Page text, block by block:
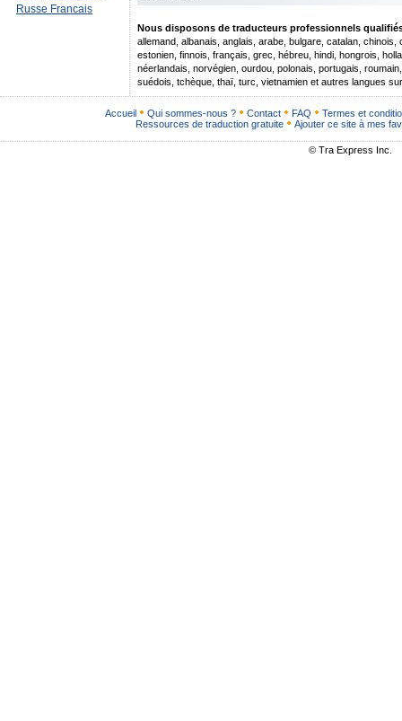
Russe Francais
Nous disposons de traducteurs professionnels
allemand, albanais, anglais, arabe, bulgare, catalan,
estonien, finnois, français, grec, hébreu, hindi, hongrois,
néerlandais, norvégien, ourdou, polonais, portugais,
suédois, tchèque, thaï, turc, vietnamien et autres langues
Accueil Qui sommes-nous ? Contact FAQ
Termes et
Ressources de traduction gratuite
Ajouter ce site à mes
© Tra Express Inc.